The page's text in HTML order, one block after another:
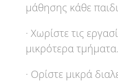
μάθησης κάθε
· Χωρίστε τις
μικρότερα τμήματα.
· Ορίστε μικρά